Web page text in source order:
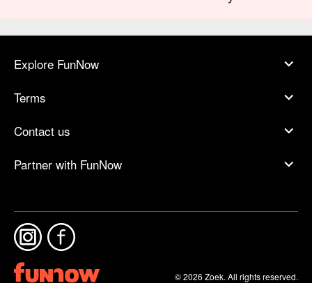
Explore FunNow
Terms
Contact us
Partner with FunNow
© 2026 Zoek. All rights reserved.